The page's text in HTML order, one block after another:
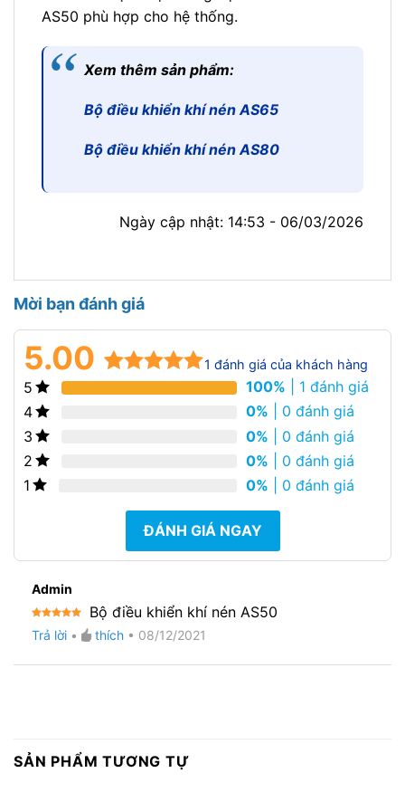
AS50 phù hợp cho hệ thống.
Xem thêm sản phẩm:
Bộ điều khiển khí nén AS65
Bộ điều khiển khí nén AS80
Ngày cập nhật: 14:53 - 06/03/2026
Mời bạn đánh giá
5.00 1 đánh giá của khách hàng
5 100% | 1 đánh giá
4
0% | 0 đánh giá
3
0% | 0 đánh giá
2
0% | 0 đánh giá
1
0% | 0 đánh giá
ĐÁNH GIÁ NGAY
Admin
Được xếp
hạng55
Bộ điều khiển khí nén AS50
Trả lời • thích • 08/12/2021
SẢN PHẨM TƯƠNG TỰ